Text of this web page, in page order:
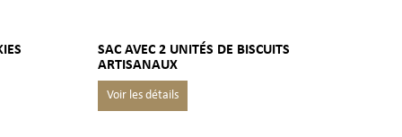
SAC AVEC 2 UNITÉS DE BISCUITS
ARTISANAUX